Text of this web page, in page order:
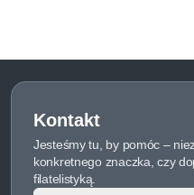
Kontakt
Jesteśmy tu, by pomóc –
konkretnego znaczka, czy
filatelistyką.